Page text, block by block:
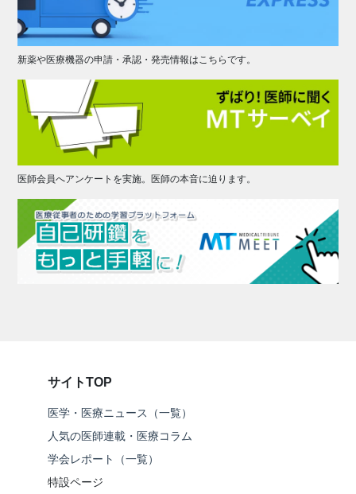
新薬や医療機器の申請・承認・発売情報はこちらです。
医師会員へアンケートを実施。医師の本音に迫ります。
サイトTOP
医学・医療ニュース（一覧）
人気の医師連載・医療コラム
学会レポート（一覧）
特設ページ